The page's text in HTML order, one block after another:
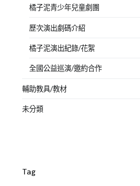
橘子泥青少年兒童劇團
歷次演出劇碼介紹
橘子泥演出紀錄/花絮
全國公益巡演/邀約合作
輔助教具/教材
未分類
Tag